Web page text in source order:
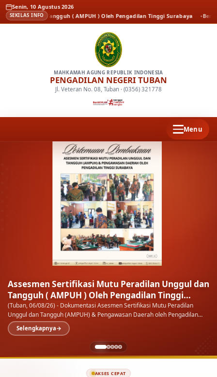
Senin, 10 Agustus 2026
SEKILAS INFO
dan Tangguh ( AMPUH ) Oleh Pengadilan Tinggi Surabaya Berita
MAHKAMAH AGUNG REPUBLIK INDONESIA
PENGADILAN NEGERI TUBAN
Jl. Veteran No. 08, Tuban · (0356) 321778
Menu
Assesmen Sertifikasi Mutu Peradilan Unggul dan
Tangguh ( AMPUH ) Oleh Pengadilan Tinggi
Surabaya
(Tuban, 06/08/26) - Dokumentasi Asesmen Sertifikasi Mutu Peradilan
Unggul dan Tangguh (AMPUH) & Pengawasan Daerah oleh Pengadilan
Tinggi Surabaya pada Pengadilan Negeri…
Selengkapnya
AKSES CEPAT